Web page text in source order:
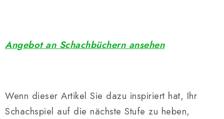
Angebot an Schachbüchern ansehen
Wenn dieser Artikel Sie dazu inspiriert hat, Ihr
Schachspiel auf die nächste Stufe zu heben,